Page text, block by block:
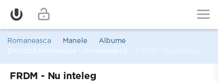
Romaneasca Manele
Albume
Emuzica Homepage
Romaneasca
FRDM - Nu inteleg